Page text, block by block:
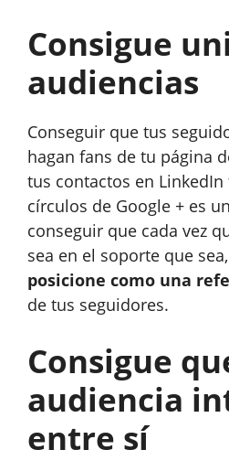
Consigue
audiencias
Conseguir que tus
hagan fans de tu página
tus contactos en
círculos de Google + es
conseguir que cada vez
sea en el soporte que sea,
posicione como una
de tus seguidores.
Consigue
audiencia
entre sí